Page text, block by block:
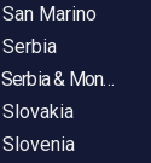
San Marino
Serbia
Serbia &
Slovakia
Slovenia